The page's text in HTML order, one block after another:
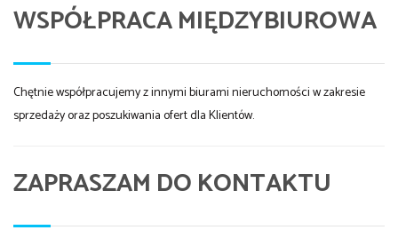
WSPÓŁPRACA MIĘDZYBIUROWA
Chętnie współpracujemy z innymi biurami nieruchomości w zakresie
sprzedaży oraz poszukiwania ofert dla Klientów.
ZAPRASZAM DO KONTAKTU